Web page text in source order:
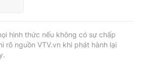
hình thức nếu không có sự chấp
rõ nguồn VTV.vn khi phát hành lại